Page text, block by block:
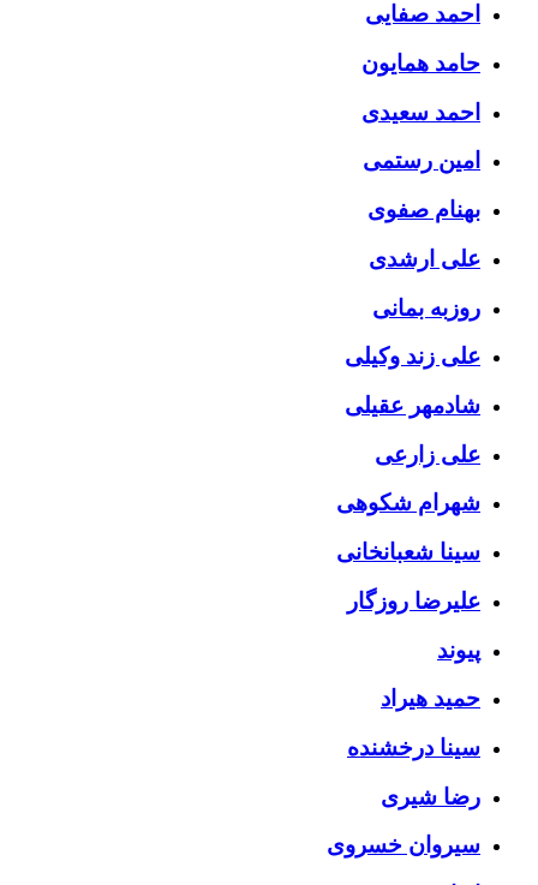
احمد صفایی
حامد همایون
احمد سعیدی
امین رستمی
بهنام صفوی
علی ارشدی
روزبه بمانی
علی زند وکیلی
شادمهر عقیلی
علی زارعی
شهرام شکوهی
سینا شعبانخانی
علیرضا روزگار
پیوند
حمید هیراد
سینا درخشنده
رضا شیری
سیروان خسروی